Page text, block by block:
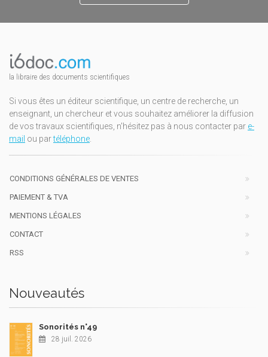
la libraire des documents scientifiques
Si vous êtes un éditeur scientifique, un centre de recherche, un
enseignant, un chercheur et vous souhaitez améliorer la diffusion
de vos travaux scientifiques, n'hésitez pas à nous contacter par e-
mail ou partéléphone
CONDITIONS GÉNÉRALES DE VENTES
PAIEMENT & TVA
MENTIONS LÉGALES
CONTACT
RSS
Nouveautés
Sonorités n°49
28 juil. 2026